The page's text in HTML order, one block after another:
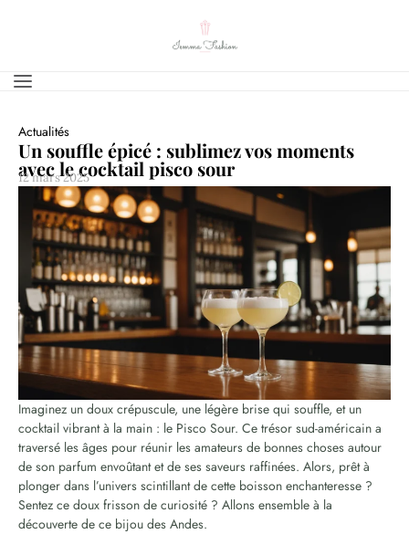
Actualités
Un souffle épicé : sublimez vos moments
avec le cocktail pisco sour
12 mars 2025
Imaginez un doux crépuscule, une légère brise qui souffle, et un
cocktail vibrant à la main : le Pisco Sour. Ce trésor sud-américain a
traversé les âges pour réunir les amateurs de bonnes choses autour
de son parfum envoûtant et de ses saveurs raffinées. Alors, prêt à
plonger dans l’univers scintillant de cette boisson enchanteresse ?
Sentez ce doux frisson de curiosité ? Allons ensemble à la
découverte de ce bijou des Andes.